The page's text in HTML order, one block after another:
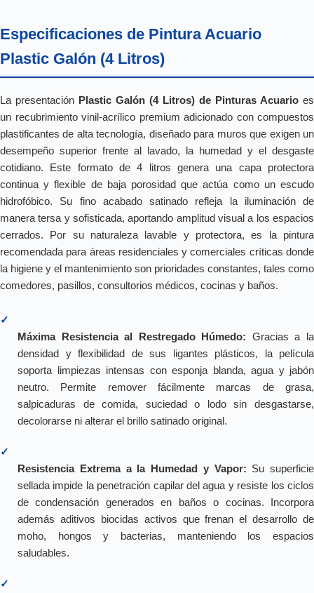
Especificaciones de Pintura Acuario
Plastic Galón (4 Litros)
La presentación Plastic Galón (4 Litros) de Pinturas Acuario es
un recubrimiento vinil-acrílico premium adicionado con compuestos
plastificantes de alta tecnología, diseñado para muros que exigen un
desempeño superior frente al lavado, la humedad y el desgaste
cotidiano. Este formato de 4 litros genera una capa protectora
continua y flexible de baja porosidad que actúa como un escudo
hidrofóbico. Su fino acabado satinado refleja la iluminación de
manera tersa y sofisticada, aportando amplitud visual a los espacios
cerrados. Por su naturaleza lavable y protectora, es la pintura
recomendada para áreas residenciales y comerciales críticas donde
la higiene y el mantenimiento son prioridades constantes, tales como
comedores, pasillos, consultorios médicos, cocinas y baños.
✓
Máxima Resistencia al Restregado Húmedo: Gracias a la
densidad y flexibilidad de sus ligantes plásticos, la película
soporta limpiezas intensas con esponja blanda, agua y jabón
neutro. Permite remover fácilmente marcas de grasa,
salpicaduras de comida, suciedad o lodo sin desgastarse,
decolorarse ni alterar el brillo satinado original.
✓
Resistencia Extrema a la Humedad y Vapor: Su superficie
sellada impide la penetración capilar del agua y resiste los ciclos
de condensación generados en baños o cocinas. Incorpora
además aditivos biocidas activos que frenan el desarrollo de
moho, hongos y bacterias, manteniendo los espacios
saludables.
✓